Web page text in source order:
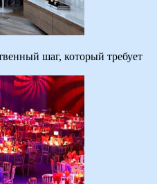
шаг, который требует